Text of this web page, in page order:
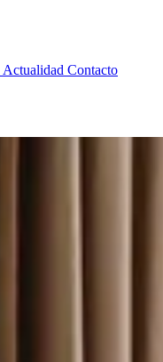
Actualidad Contacto